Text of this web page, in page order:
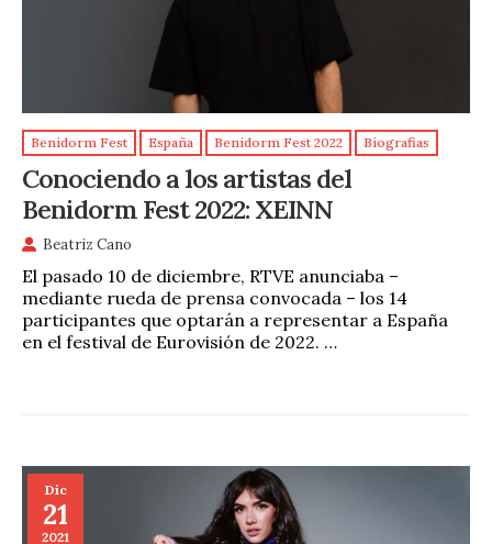
Benidorm Fest España Benidorm Fest 2022 Biografias
Conociendo a los artistas del
Benidorm Fest 2022: XEINN
Beatriz Cano
El pasado 10 de diciembre, RTVE anunciaba –
mediante rueda de prensa convocada – los 14
participantes que optarán a representar a España
en el festival de Eurovisión de 2022. …
Dic
21
2021